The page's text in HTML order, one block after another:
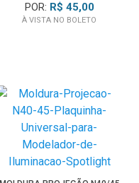
POR: R$ 45,00
À VISTA NO BOLETO